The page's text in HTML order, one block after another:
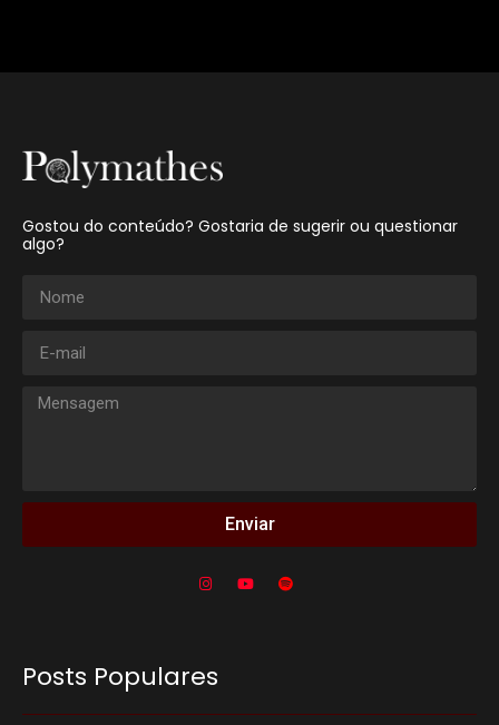
Gostou do conteúdo? Gostaria de sugerir ou questionar
algo?
Enviar
Posts Populares